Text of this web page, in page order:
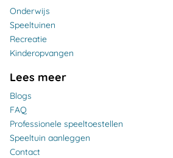
Onderwijs
Speeltuinen
Recreatie
Kinderopvangen
Lees meer
Blogs
FAQ
Professionele speeltoestellen
Speeltuin aanleggen
Contact